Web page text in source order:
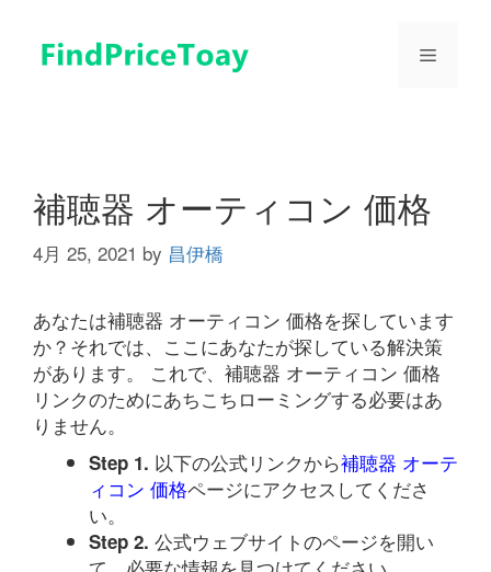
メ
補聴器 オーティコン 価格
4月 25, 2021 by 昌伊橋
あなたは補聴器 オーティコン 価格を探しています
か？それでは、ここにあなたが探している解決策
があります。 これで、補聴器 オーティコン 価格
リンクのためにあちこちローミングする必要はあ
りません。
Step 1. 以下の公式リンクから補聴器 オーテ
ィコン 価格ページにアクセスしてくださ
い。
Step 2. 公式ウェブサイトのページを開い
て、必要な情報を見つけてください。